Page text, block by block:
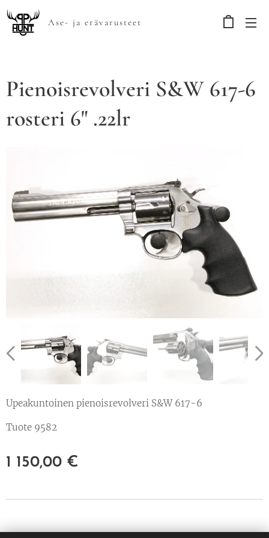
Ase- ja erävarusteet
Pienoisrevolveri S&W 617-6
rosteri 6" .22lr
Upeakuntoinen pienoisrevolveri S&W 617-6
Tuote 9582
1 150,00 €